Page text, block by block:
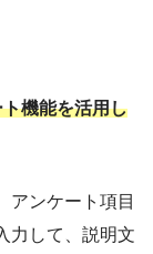
機能を活用し
アンケート項目
力して、説明文